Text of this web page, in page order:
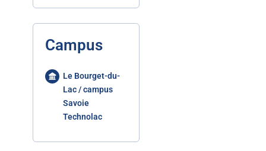
Campus
Le Bourget-du-
Lac / campus
Savoie
Technolac